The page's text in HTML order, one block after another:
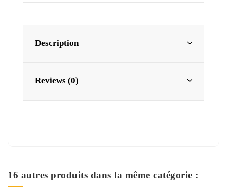
Description
Reviews (0)
16 autres produits dans la même catégorie :